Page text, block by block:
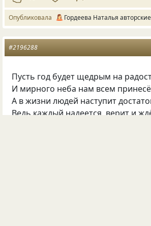
Опубликовала Гордеева Наталья
#2196288
Пусть год будет щедрым на
И мирного неба нам всем
А в жизни людей наступит
Ведь каждый надеется, верит и